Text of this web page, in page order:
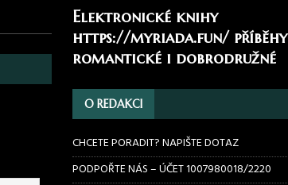
Elektronické knihy
https://myriada.fun/příběhy
romantické i dobrodružné
O REDAKCI
CHCETE PORADIT? NAPIŠTE DOTAZ
PODPOŘTE NÁS – ÚČET 1007980018/2220